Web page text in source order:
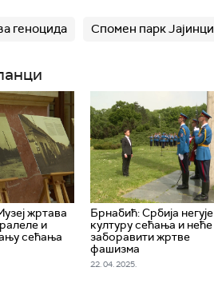
геноцида Спомен парк Јајинци
жртава
и
сећања
Брнабић: Србија негује
културу сећања и неће
заборавити жртве
фашизма
22. 04. 2025.